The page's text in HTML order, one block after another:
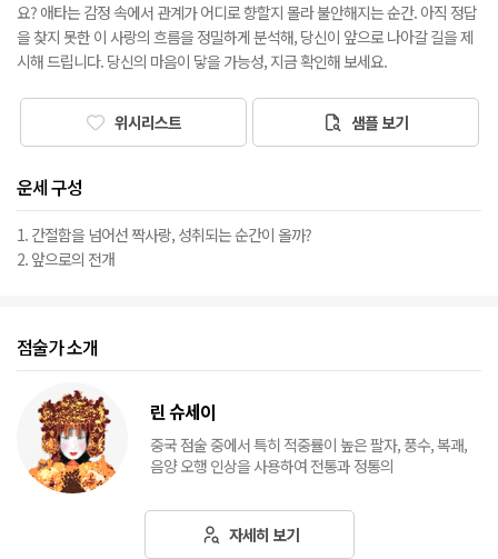
요? 애타는 감정 속에서 관계가 어디로 향할지 몰라 불안해지는 순간. 아직 정답
을 찾지 못한 이 사랑의 흐름을 정밀하게 분석해, 당신이 앞으로 나아갈 길을 제
시해 드립니다. 당신의 마음이 닿을 가능성, 지금 확인해 보세요.
위시리스트 샘플 보기
운세 구성
1. 간절함을 넘어선 짝사랑, 성취되는 순간이 올까?
2. 앞으로의 전개
점술가 소개
린 슈세이
중국 점술 중에서 특히 적중률이 높은 팔자, 풍수, 복괘,
음양 오행 인상을 사용하여 전통과 정통의
자세히 보기